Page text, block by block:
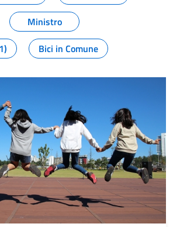
Ministro
Bici in Comune